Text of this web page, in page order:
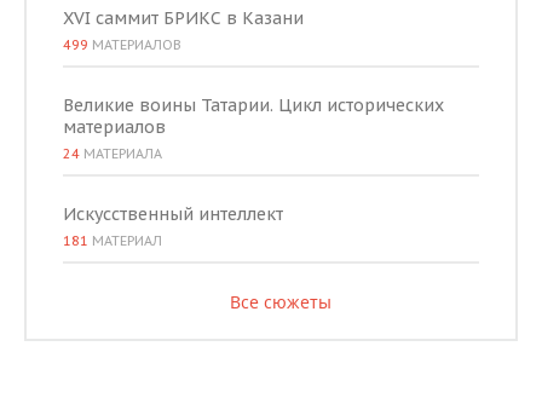
XVI саммит БРИКС в Казани
499 МАТЕРИАЛОВ
Великие воины Татарии. Цикл исторических
материалов
24 МАТЕРИАЛА
Искусственный интеллект
181 МАТЕРИАЛ
Все сюжеты